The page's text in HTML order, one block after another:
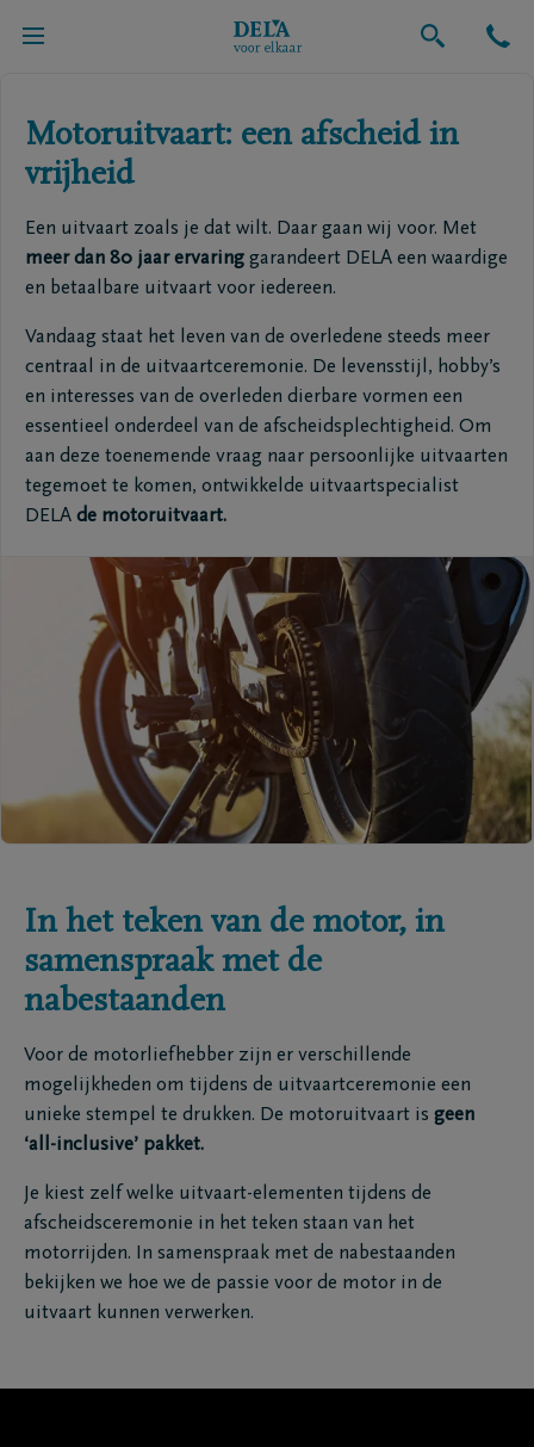
Uitvaart
Motoruitvaart: een afscheid in
vrijheid
Een uitvaart zoals je dat wilt. Daar gaan wij voor. Met
meer dan 80 jaar ervaring garandeert DELA een waardige
en betaalbare uitvaart voor iedereen.
Vandaag staat het leven van de overledene steeds meer
centraal in de uitvaartceremonie. De levensstijl, hobby’s
en interesses van de overleden dierbare vormen een
essentieel onderdeel van de afscheidsplechtigheid. Om
aan deze toenemende vraag naar persoonlijke uitvaarten
tegemoet te komen, ontwikkelde uitvaartspecialist
DELA de motoruitvaart.
In het teken van de motor, in
samenspraak met de
nabestaanden
Voor de motorliefhebber zijn er verschillende
mogelijkheden om tijdens de uitvaartceremonie een
unieke stempel te drukken. De motoruitvaart is geen
‘all-inclusive’ pakket.
Je kiest zelf welke uitvaart-elementen tijdens de
afscheidsceremonie in het teken staan van het
motorrijden. In samenspraak met de nabestaanden
bekijken we hoe we de passie voor de motor in de
uitvaart kunnen verwerken.